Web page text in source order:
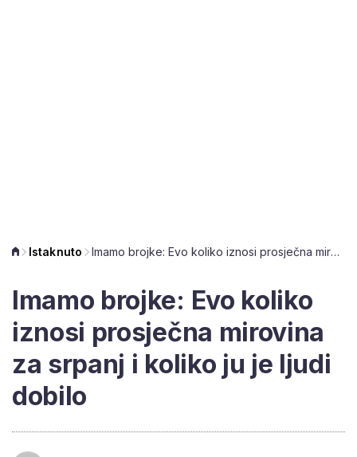
Istaknuto Imamo brojke: Evo koliko iznosi prosječna mirovina za srpanj i koliko ju je ljudi dobilo
Imamo brojke: Evo koliko
iznosi prosječna mirovina
za srpanj i koliko ju je ljudi
dobilo